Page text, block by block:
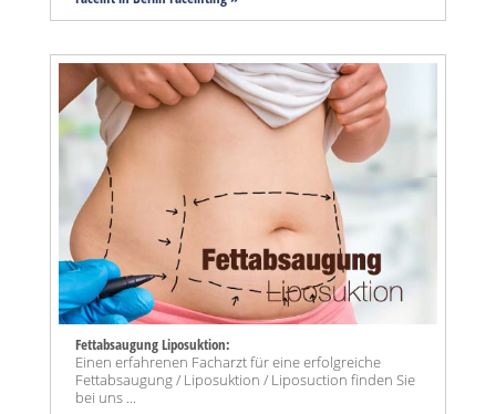
Fettabsaugung Liposuktion:
Einen erfahrenen Facharzt für eine erfolgreiche
Fettabsaugung / Liposuktion / Liposuction finden Sie
bei uns ...